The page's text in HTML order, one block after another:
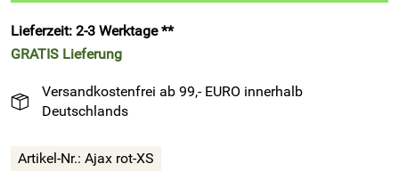
Lieferzeit: 2-3 Werktage **
GRATIS Lieferung
Versandkostenfrei ab 99,- EURO innerhalb
Deutschlands
Artikel-Nr.: Ajax rot-XS